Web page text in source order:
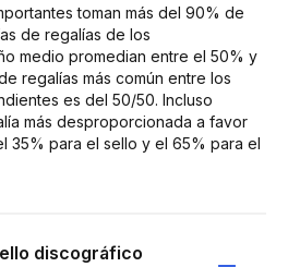
toman más del 90% de
de regalías de los
medio promedian entre el 50% y
regalías más común entre los
es del 50/50. Incluso
más desproporcionada a favor
35% para el sello y el 65% para el
discográfico